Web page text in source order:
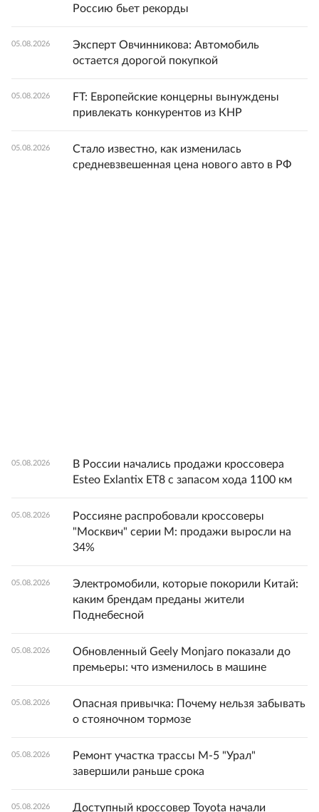
Россию бьет рекорды
05.08.2026
Эксперт Овчинникова: Автомобиль
остается дорогой покупкой
05.08.2026
FT: Европейские концерны вынуждены
привлекать конкурентов из КНР
05.08.2026
Стало известно, как изменилась
средневзвешенная цена нового авто в РФ
05.08.2026
В России начались продажи кроссовера
Esteo Exlantix ET8 с запасом хода 1100 км
05.08.2026
Россияне распробовали кроссоверы
"Москвич" серии М: продажи выросли на
34%
05.08.2026
Электромобили, которые покорили Китай:
каким брендам преданы жители
Поднебесной
05.08.2026
Обновленный Geely Monjaro показали до
премьеры: что изменилось в машине
05.08.2026
Опасная привычка: Почему нельзя забывать
о стояночном тормозе
05.08.2026
Ремонт участка трассы М-5 "Урал"
завершили раньше срока
05.08.2026 Доступный кроссовер Toyota начали